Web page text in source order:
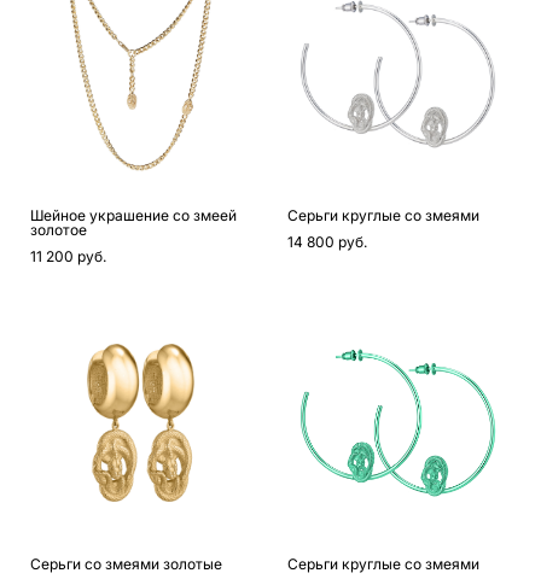
Шейное украшение со змеей
золотое
11 200 pуб.
Серьги круглые со змеями
14 800 pуб.
Серьги со змеями золотые
Серьги круглые со змеями